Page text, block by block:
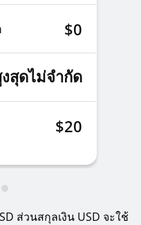
$0
สุดไม่จำกัด
$20
ส่วนสกุลเงิน USD จะใช้